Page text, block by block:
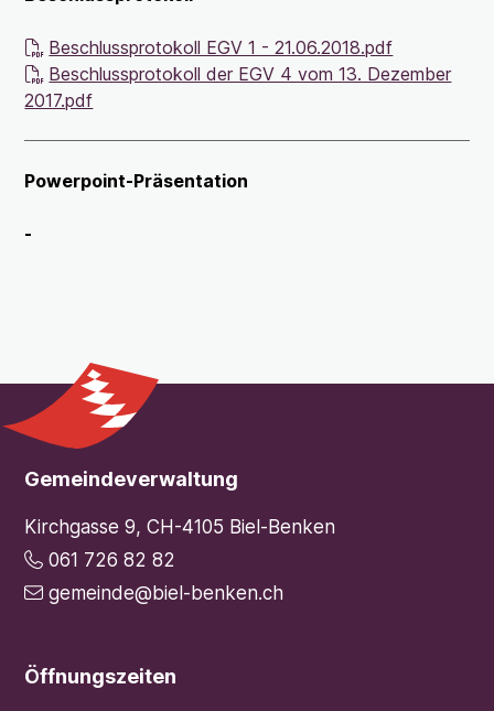
Beschlussprotokoll EGV 1 - 21.06.2018.pdf
Beschlussprotokoll der EGV 4 vom 13. Dezember
2017.pdf
Powerpoint-Präsentation
-
Footer
Gemeindeverwaltung
Kirchgasse 9, CH-4105 Biel-Benken
061 726 82 82
gemeinde@biel-benken.ch
Öffnungszeiten